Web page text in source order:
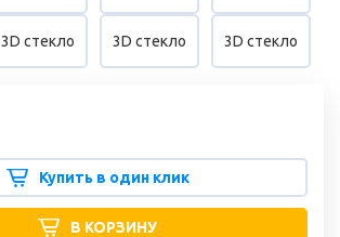
3D стекло 3D стекло 3D стекло
Купить в один клик
В КОРЗИНУ